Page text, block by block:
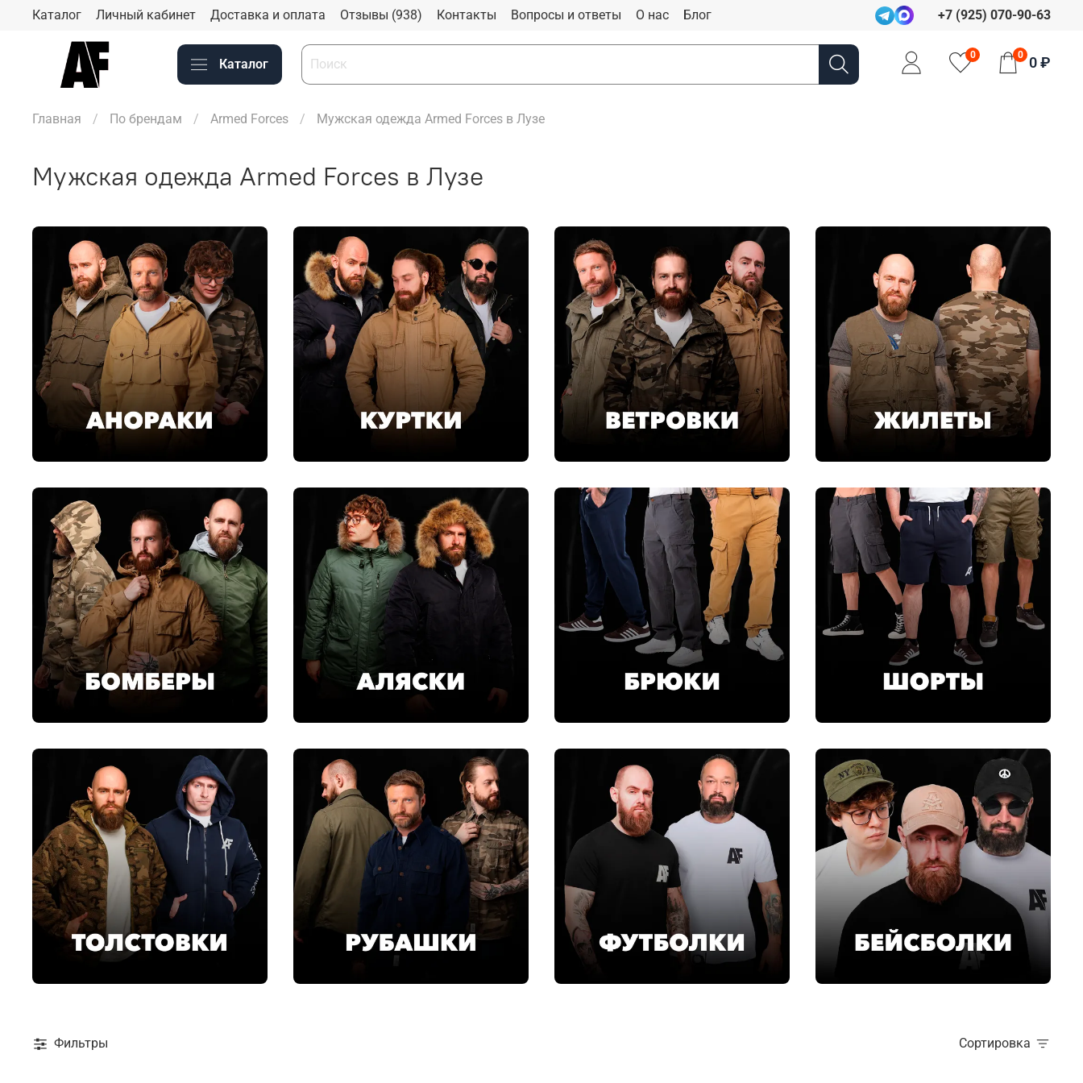
Каталог Личный кабинет Доставка и оплата Отзывы (938) Контакты Вопросы и ответы О нас Блог +7 (925) 070-90-63
Каталог
0 0 0 ₽
Главная По брендам Armed Forces Мужская одежда Armed Forces в Лузе
Мужская одежда Armed Forces в Лузе
Фильтры Сортировка